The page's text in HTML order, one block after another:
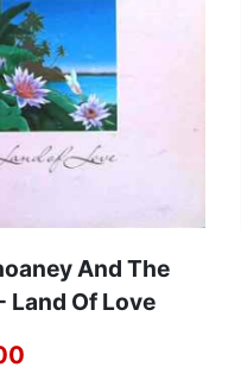
And The
Land Of Love